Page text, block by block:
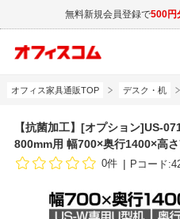
無料新規会員登録で500円
オフィス家具通販TOP デスク・机
【抗菌加工】[オプション]US-
800mm用 幅700×奥行1400×高
0件 Pコード